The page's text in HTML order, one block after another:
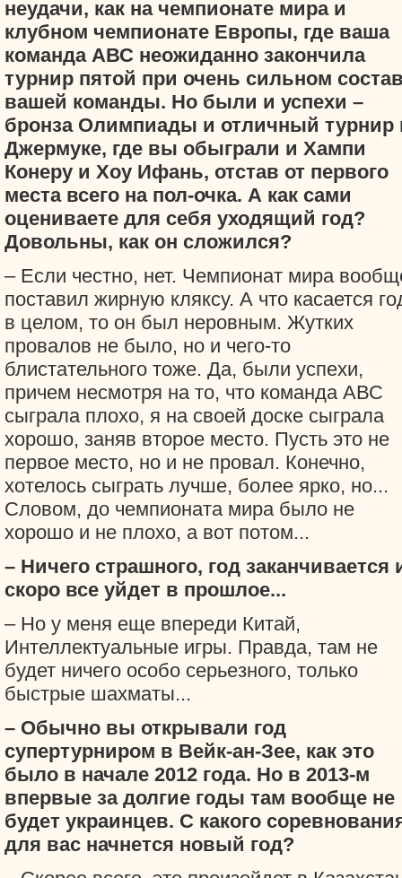
неудачи, как на чемпионате мира и
клубном чемпионате Европы, где ваша
команда АВС неожиданно закончила
турнир пятой при очень сильном
вашей команды. Но были и успехи –
бронза Олимпиады и отличный турнир
Джермуке, где вы обыграли и Хампи
Конеру и Хоу Ифань, отстав от первого
места всего на пол-очка. А как сами
оцениваете для себя уходящий год?
Довольны, как он сложился?
– Если честно, нет. Чемпионат мира
поставил жирную кляксу. А что касается
в целом, то он был неровным. Жутких
провалов не было, но и чего-то
блистательного тоже. Да, были успехи,
причем несмотря на то, что команда АВС
сыграла плохо, я на своей доске сыграла
хорошо, заняв второе место. Пусть это не
первое место, но и не провал. Конечно,
хотелось сыграть лучше, более ярко, но...
Словом, до чемпионата мира было не
хорошо и не плохо, а вот потом...
– Ничего страшного, год заканчивается
скоро все уйдет в прошлое...
– Но у меня еще впереди Китай,
Интеллектуальные игры. Правда, там не
будет ничего особо серьезного, только
быстрые шахматы...
– Обычно вы открывали год
супертурниром в Вейк-ан-Зее, как это
было в начале 2012 года. Но в 2013-м
впервые за долгие годы там вообще не
будет украинцев. С какого
для вас начнется новый год?